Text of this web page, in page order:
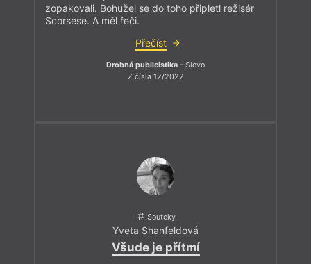
zopakovali. Bohužel se do toho připletl režisér
Scorsese. A měl řeči.
Přečíst
Drobná publicistika – Slovo
Z čísla 12/2022
Soutoky
Yveta Shanfeldová
Všude je přítmí